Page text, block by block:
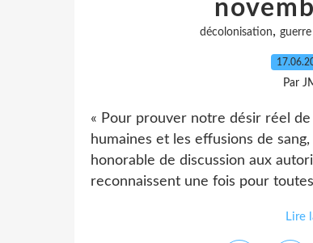
décolonisation,
Par
« Pour prouver notre désir réel
humaines et les effusions de
honorable de discussion aux
reconnaissent une fois pour
Lire